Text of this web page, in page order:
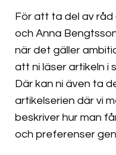
För att ta del av råd
och Anna
när det gäller
att ni läser artikeln i
Där kan ni även ta
artikelserien där vi
beskriver hur man
och preferenser